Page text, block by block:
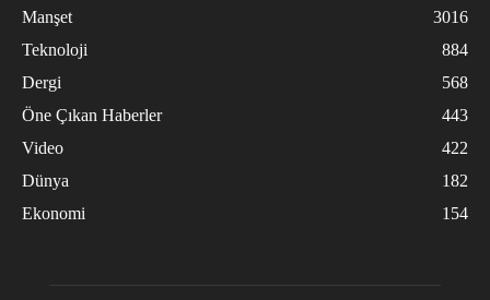
Manşet
3016
Teknoloji
884
Dergi
568
Öne Çıkan Haberler
443
Video
422
Dünya
182
Ekonomi
154